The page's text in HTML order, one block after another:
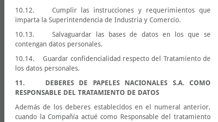
10.12. Cumplir las instrucciones y requerimientos que
imparta la Superintendencia de Industria y Comercio.
10.13. Salvaguardar las bases de datos en los que se
contengan datos personales.
10.14. Guardar confidencialidad respecto del Tratamiento de
los datos personales.
11. DEBERES DE PAPELES NACIONALES S.A. COMO
RESPONSABLE DEL TRATAMIENTO DE DATOS
Además de los deberes establecidos en el numeral anterior,
cuando la Compañía actué como Responsable del tratamiento